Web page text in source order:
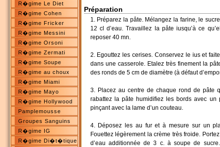
R�gime Le Diet
R�gime Cohen
R�gime Fricker
R�gime Messini
R�gime Orsoni
R�gime Zermati
R�gime Soupe
R�gime au choux
R�gime Miami
R�gime Mayo
R�gime Hollywood
Pamplemousse
Groupes Sanguins
R�gime IG
R�gime Di�t�tique
Préparation
1. Préparez la pâte. Mélangez la farine, le
12 cl d’eau. Travaillez la pâte iusqu’à ce
reposer 40 mn.
2. Egouttez les cerises. Conservez le ius et
dans une casserole. Etalez très finement la
des ronds de 5 cm de diamètre (à défaut
3. Placez au centre de chaque rond de pâte
rabattez la pâte humidifiez les bords avec un
pinçant avec la lame d’un couteau.
4. Déposez les au fur et à mesure sur un
Fouettez légèrement la crème très froide.
d’eau additionnée de 3 c. à soupe de